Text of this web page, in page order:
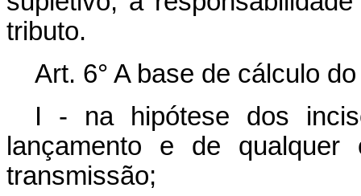
tributo.
Art. 6° A base de cálculo
I - na hipótese dos
lançamento e de
transmissão;